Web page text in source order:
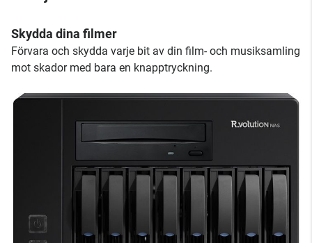
Skydda dina filmer
Förvara och skydda varje bit av din film- och musiksamling
mot skador med bara en knapptryckning.